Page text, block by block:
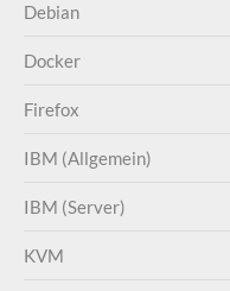
Debian
Docker
Firefox
IBM (Allgemein)
IBM (Server)
KVM